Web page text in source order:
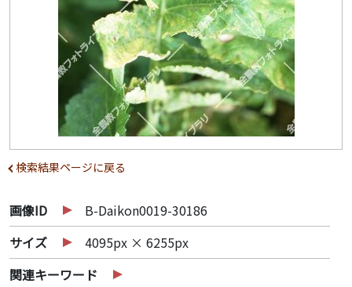
検索結果ページに戻る
画像ID
B-Daikon0019-30186
サイズ
4095px × 6255px
関連キーワード